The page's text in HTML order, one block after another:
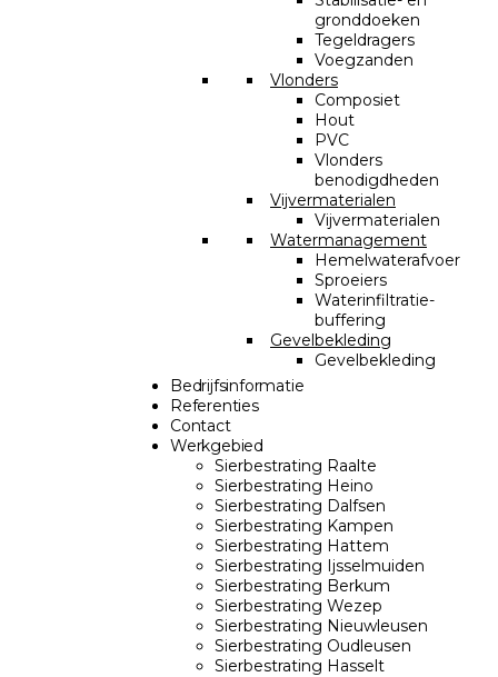
gronddoeken
Tegeldragers
Voegzanden
Vlonders
Composiet
Hout
PVC
Vlonders
benodigdheden
Vijvermaterialen
Vijvermaterialen
Watermanagement
Hemelwaterafvoer
Sproeiers
Waterinfiltratie-
buffering
Gevelbekleding
Gevelbekleding
Bedrijfsinformatie
Referenties
Contact
Werkgebied
Sierbestrating Raalte
Sierbestrating Heino
Sierbestrating Dalfsen
Sierbestrating Kampen
Sierbestrating Hattem
Sierbestrating Ijsselmuiden
Sierbestrating Berkum
Sierbestrating Wezep
Sierbestrating Nieuwleusen
Sierbestrating Oudleusen
Sierbestrating Hasselt